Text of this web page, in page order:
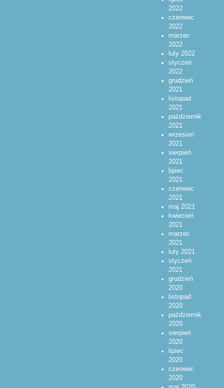
2022
czerwiec
2022
marzec
2022
luty 2022
styczeń
2022
grudzień
2021
listopad
2021
październik
2021
wrzesień
2021
sierpień
2021
lipiec
2021
czerwiec
2021
maj 2021
kwiecień
2021
marzec
2021
luty 2021
styczeń
2021
grudzień
2020
listopad
2020
październik
2020
sierpień
2020
lipiec
2020
czerwiec
2020